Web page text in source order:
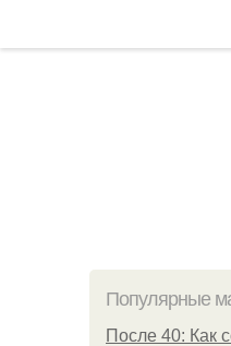
Популярные
После 40: Как